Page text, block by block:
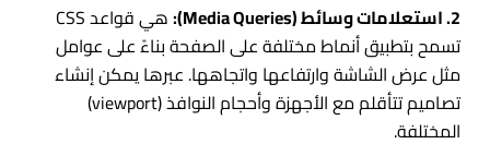
2. استعلامات وسائط (Media Queries):
هي قواعد CSS
تسمح بتطبيق أنماط مختلفة على الصفحة بناءً على عوامل
مثل عرض الشاشة وارتفاعها واتجاهها. عبرها يمكن إنشاء
تصاميم تتأقلم مع الأجهزة وأحجام النوافذ (viewport)
المختلفة.